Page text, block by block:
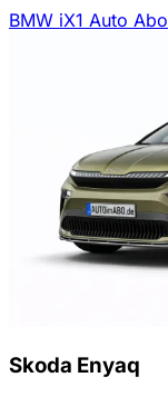
BMW iX1 Auto Abo
Skoda Enyaq